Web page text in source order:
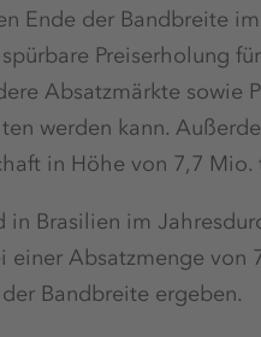
Ende der Bandbreite
Preiserholung
Absatzmärkte sowie
werden kann.
in Höhe von 7,7 Mio.
in Brasilien im
Absatzmenge von
Bandbreite ergeben.